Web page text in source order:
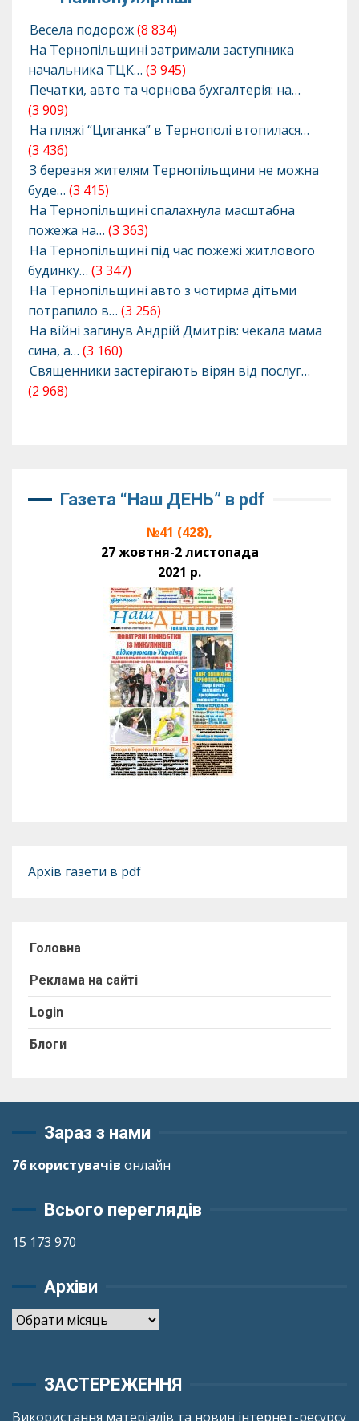
Весела подорож(8 834)
На Тернопільщині затримали заступника
начальника ТЦК… (3 945)
Печатки, авто та чорнова бухгалтерія: на…
(3 909)
На пляжі “Циганка” в Тернополі втопилася…
(3 436)
З березня жителям Тернопільщини не можна
буде… (3 415)
На Тернопільщині спалахнула масштабна
пожежа на… (3 363)
На Тернопільщині під час пожежі житлового
будинку… (3 347)
На Тернопільщині авто з чотирма дітьми
потрапило в… (3 256)
На війні загинув Андрій Дмитрів: чекала мама
сина, а… (3 160)
Священники застерігають вірян від послуг…
(2 968)
Газета “Наш ДЕНЬ” в pdf
№41 (428),
27 жовтня-2 листопада
2021 р.
Архів газети в pdf
Головна
Реклама на сайті
Login
Блоги
Зараз з нами
76 користувачів онлайн
Всього переглядів
15 173 970
Архіви
Архіви
ЗАСТЕРЕЖЕННЯ
Використання матеріалів та новин інтернет-ресурсу